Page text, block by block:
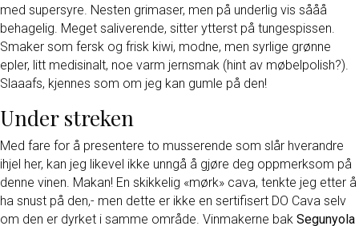
med supersyre. Nesten grimaser, men på underlig vis sååå
behagelig. Meget saliverende, sitter ytterst på tungespissen.
Smaker som fersk og frisk kiwi, modne, men syrlige grønne
epler, litt medisinalt, noe varm jernsmak (hint av møbelpolish?).
Slaaafs, kjennes som om jeg kan gumle på den!
Under streken
Med fare for å presentere to musserende som slår hverandre
ihjel her, kan jeg likevel ikke unngå å gjøre deg oppmerksom på
denne vinen. Makan! En skikkelig «mørk» cava, tenkte jeg etter å
ha snust på den,- men dette er ikke en sertifisert DO Cava selv
om den er dyrket i samme område. Vinmakerne bak Segunyola